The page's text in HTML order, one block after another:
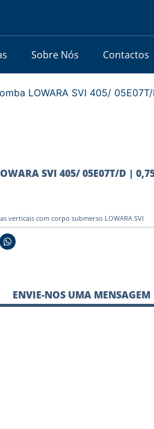
Sobre Nós Contactos
LOWARA SVI 405/
SVI 405/ 05E07T/D |
verticais com corpo submerso LOWARA SVI
ENVIE-NOS UMA MENSAGEM